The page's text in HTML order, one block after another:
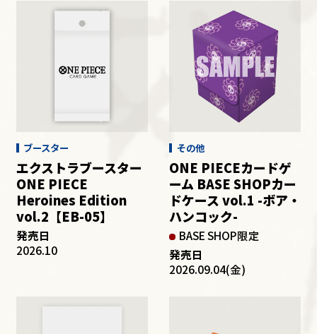
すべての商品
ブースター
デッキ
その他
ブースター
エクストラブースター
ONE PIECE
Heroines Edition
vol.2【EB-05】
発売日
2026.10
その他
BASE SHOP限定
ONE PIECEカードゲ
ーム BASE SHOPカー
ドケース vol.1 -ボア・
ハンコック-
発売日
2026.09.04(金)